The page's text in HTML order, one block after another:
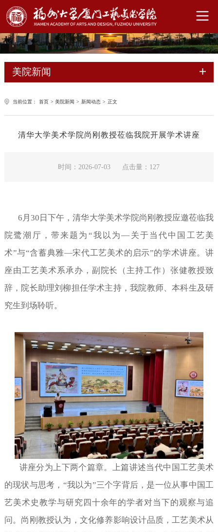
美院新闻
当前位置： 首页 > 美院新闻 > 新闻动态 > 正文
清华大学美术学院尚刚教授莅临我院开展学术讲座
时间：2026-07-03 点击量： 127
6月30日下午，清华大学美术学院尚刚教授应邀莅临我
院鹭潮厅，带来题为 “我以为—关于当代中国工艺美
术”与“含蓄典雅—宋代工艺美术的启示”的学术讲座。讲
座由工艺美术系承办，副院长（主持工作）张健教授致
辞，院长助理刘柳担任学术主持，我院教师、本科生及研
究生到场聆听。
讲座分为上下两个篇章。上篇讲述当代中国工艺美术
的现状与思考，“我以为”三个字背后，是一位从事中国工
艺美术史教学与研究四十余年的学者对当下的观察与追
问。尚刚教授认为，文化修养影响设计品质，工艺美术从